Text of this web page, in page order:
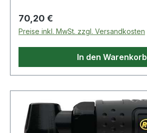
Regulärer Preis:
70,20 €
Preise inkl. MwSt. zzgl. Versandkosten
In den Warenkorb